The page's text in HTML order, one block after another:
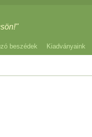
beszédek Kiadványaink